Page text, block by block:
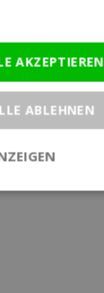
AKZEPTIEREN
ABLEHNEN